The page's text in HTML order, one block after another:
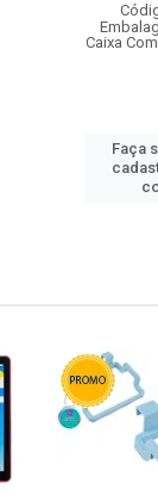
Caixa
Faça